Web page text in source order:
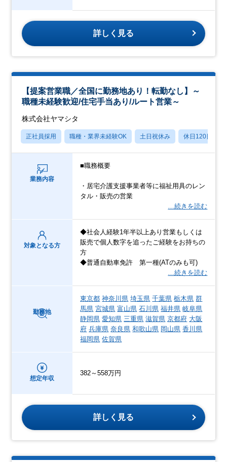
詳しく見る
【提案営業職／全国に勤務地あり！転勤なし】～
職種未経験歓迎/住宅手当あり/ルート営業～
株式会社ヤマシタ
正社員採用 職種・業界未経験OK 土日祝休み 休日120日以上
業務内容
■職務概要
・居宅介護支援事業者等に福祉用具のレン
タル・販売の営業
…続きを読む
対象となる方
◆社会人経験1年半以上あり営業もしくは
販売で個人数字を追ったご経験をお持ちの
方
◆普通自動車免許 第一種(ATのみも可)
…続きを読む
勤務地
東京都 神奈川県 埼玉県 千葉県 栃木県 群
馬県 宮城県 富山県 石川県 福井県 岐阜県
静岡県 愛知県 三重県 滋賀県 京都府 大阪
府 兵庫県 奈良県 和歌山県 岡山県 香川県
福岡県 佐賀県
想定年収
382～558万円
詳しく見る